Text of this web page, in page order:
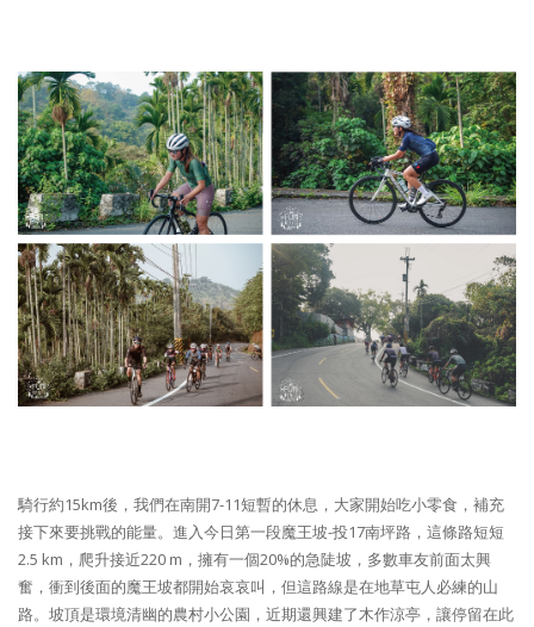
騎行約15km後，我們在南開7-11短暫的休息，大家開始吃小零食，補充
接下來要挑戰的能量。進入今日第一段魔王坡-投17南坪路，這條路短短
2.5 km，爬升接近220 m，擁有一個20%的急陡坡，多數車友前面太興
奮，衝到後面的魔王坡都開始哀哀叫，但這路線是在地草屯人必練的山
路。坡頂是環境清幽的農村小公園，近期還興建了木作涼亭，讓停留在此